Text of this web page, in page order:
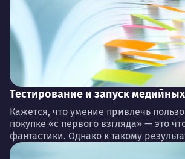
Тестирование и запуск
Кажется, что умение привлечь
покупке «с первого взгляда» — это
фантастики. Однако к такому